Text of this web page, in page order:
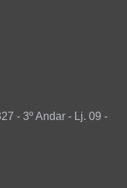
- 3º Andar - Lj. 09 -